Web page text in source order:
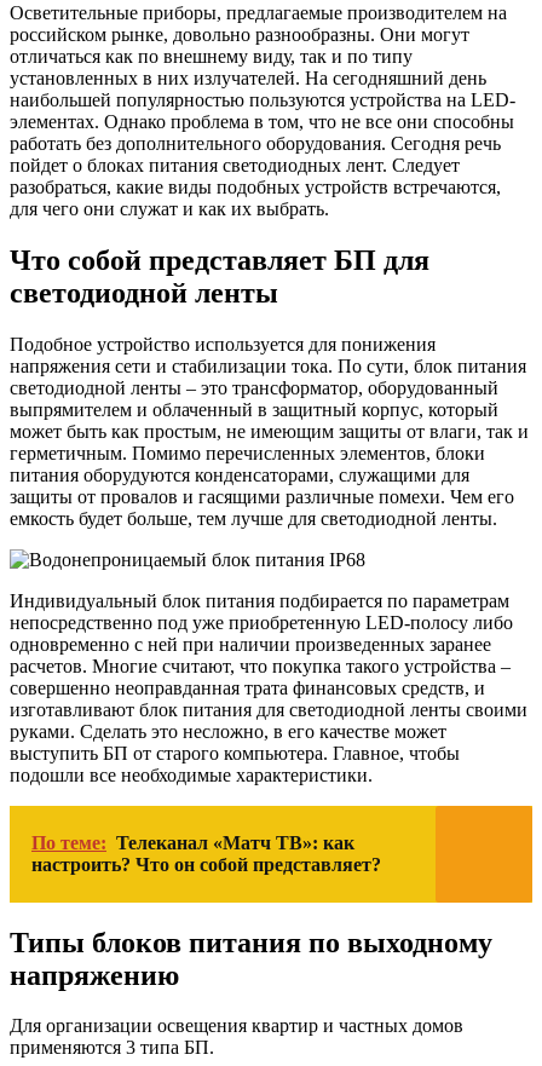
Осветительные приборы, предлагаемые производителем на
российском рынке, довольно разнообразны. Они могут
отличаться как по внешнему виду, так и по типу
установленных в них излучателей. На сегодняшний день
наибольшей популярностью пользуются устройства на LED-
элементах. Однако проблема в том, что не все они способны
работать без дополнительного оборудования. Сегодня речь
пойдет о блоках питания светодиодных лент. Следует
разобраться, какие виды подобных устройств встречаются,
для чего они служат и как их выбрать.
Что собой представляет БП для
светодиодной ленты
Подобное устройство используется для понижения
напряжения сети и стабилизации тока. По сути, блок питания
светодиодной ленты – это трансформатор, оборудованный
выпрямителем и облаченный в защитный корпус, который
может быть как простым, не имеющим защиты от влаги, так и
герметичным. Помимо перечисленных элементов, блоки
питания оборудуются конденсаторами, служащими для
защиты от провалов и гасящими различные помехи. Чем его
емкость будет больше, тем лучше для светодиодной ленты.
Индивидуальный блок питания подбирается по параметрам
непосредственно под уже приобретенную LED-полосу либо
одновременно с ней при наличии произведенных заранее
расчетов. Многие считают, что покупка такого устройства –
совершенно неоправданная трата финансовых средств, и
изготавливают блок питания для светодиодной ленты своими
руками. Сделать это несложно, в его качестве может
выступить БП от старого компьютера. Главное, чтобы
подошли все необходимые характеристики.
По теме: Телеканал «Матч ТВ»: как
настроить? Что он собой представляет?
Типы блоков питания по выходному
напряжению
Для организации освещения квартир и частных домов
применяются 3 типа БП.